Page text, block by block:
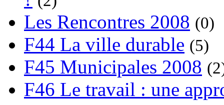
Les Rencontres 2008 (0)
F44 La ville durable (5)
F45 Municipales 2008
F46 Le travail : une